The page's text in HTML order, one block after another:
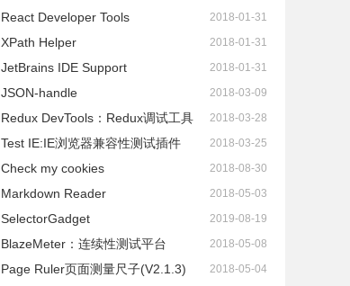
React Developer Tools 2018-01-31
XPath Helper 2018-01-31
JetBrains IDE Support 2018-01-31
JSON-handle 2018-03-09
Redux DevTools：Redux调试工具 2018-03-28
Test IE:IE浏览器兼容性测试插件 2018-03-25
Check my cookies 2018-08-30
Markdown Reader 2018-05-03
SelectorGadget 2019-08-19
BlazeMeter：连续性测试平台 2018-05-08
Page Ruler页面测量尺子(V2.1.3) 2018-05-04